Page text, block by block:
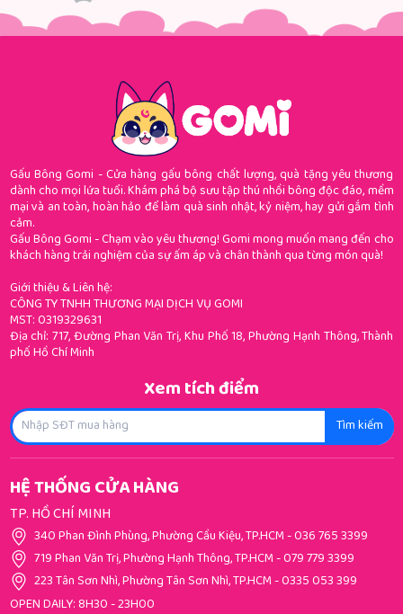
Gấu Bông Gomi - Cửa hàng gấu bông chất lượng, quà tặng yêu thương
dành cho mọi lứa tuổi. Khám phá bộ sưu tập thú nhồi bông độc đáo, mềm
mại và an toàn, hoàn hảo để làm quà sinh nhật, kỷ niệm, hay gửi gắm tình
cảm.
Gấu Bông Gomi - Chạm vào yêu thương! Gomi mong muốn mang đến cho
khách hàng trải nghiệm của sự ấm áp và chân thành qua từng món quà!
Giới thiệu & Liên hệ:
CÔNG TY TNHH THƯƠNG MẠI DỊCH VỤ GOMI
MST: 0319329631
Địa chỉ: 717, Đường Phan Văn Trị, Khu Phố 18, Phường Hạnh Thông, Thành
phố Hồ Chí Minh
Xem tích điểm
Tìm kiếm
HỆ THỐNG CỬA HÀNG
TP. HỒ CHÍ MINH
340 Phan Đình Phùng, Phường Cầu Kiệu, TP.HCM-036 765 3399
719 Phan Văn Trị, Phường Hạnh Thông, TP.HCM-079 779 3399
223 Tân Sơn Nhì, Phường Tân Sơn Nhì, TP.HCM-0335 053 399
OPEN DAILY: 8H30 - 23H00